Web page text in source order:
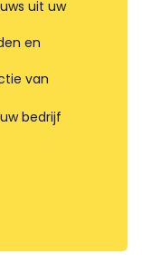
uit uw
en
van
bedrijf